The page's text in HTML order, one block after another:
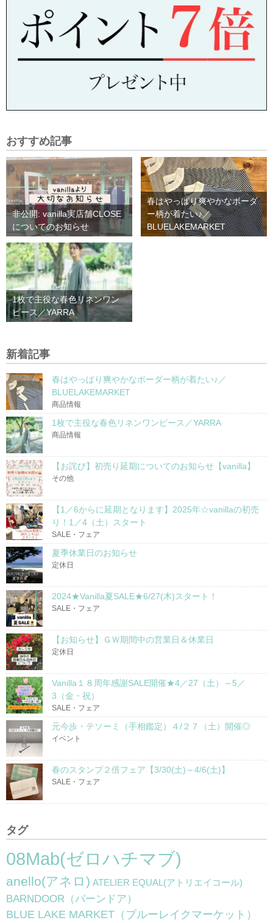
おすすめ記事
非公開: vanilla実店舗CLOSE
についてのお知らせ
春はやっぱり爽やかなボーダ
ー柄が着たい♪／
BLUELAKEMARKET
1枚で主役な春色リネンワン
ピース／YARRA
新着記事
春はやっぱり爽やかなボーダー柄が着たい♪／
BLUELAKEMARKET
商品情報
1枚で主役な春色リネンワンピース／YARRA
商品情報
【お詫び】初売り延期についてのお知らせ【vanilla】
その他
【1／6からに延期となります】2025年☆vanillaの初売
り！1／4（土）スタート
SALE・フェア
夏季休業日のお知らせ
定休日
2024★Vanilla夏SALE★6/27(木)スタート！
SALE・フェア
【お知らせ】ＧＷ期間中の営業日＆休業日
定休日
Vanilla１８周年感謝SALE開催★4／27（土）～5／
3（金・祝）
SALE・フェア
元今歩・テソーミ（手相鑑定）４/２７（土）開催◎
イベント
春のスタンプ２倍フェア【3/30(土)～4/6(土)】
SALE・フェア
タグ
08Mab(ゼロハチマブ)
anello(アネロ) ATELIER EQUAL(アトリエイコール)
BARNDOOR（バーンドア）
BLUE LAKE MARKET（ブルーレイクマーケット）